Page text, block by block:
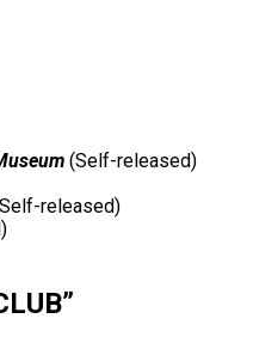
(Self-released)
released)